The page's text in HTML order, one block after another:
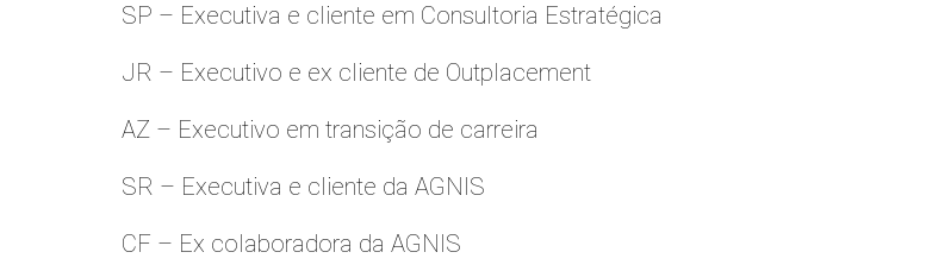
SP – Executiva e cliente em Consultoria Estratégica
JR – Executivo e ex cliente de Outplacement
AZ – Executivo em transição de carreira
SR – Executiva e cliente da AGNIS
CF – Ex colaboradora da AGNIS